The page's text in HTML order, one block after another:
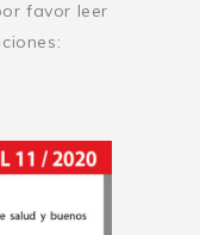
favor leer